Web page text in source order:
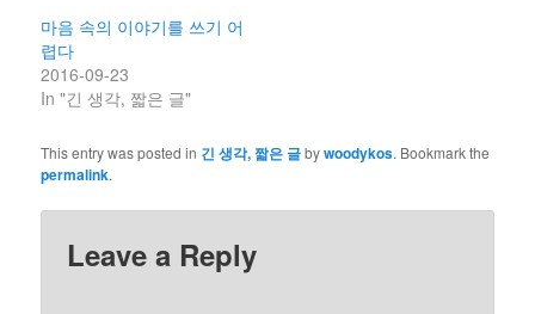
마음 속의 이야기를 쓰기 어
렵다
2016-09-23
In "긴 생각, 짧은 글"
This entry was posted in 긴 생각, 짧은 글bywoodykos. Bookmark the
permalink.
Leave a Reply